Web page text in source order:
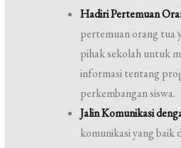
Hadiri Pertemuan
pertemuan orang tua
pihak sekolah untuk
informasi tentang
perkembangan siswa.
Jalin Komunikasi
komunikasi yang baik